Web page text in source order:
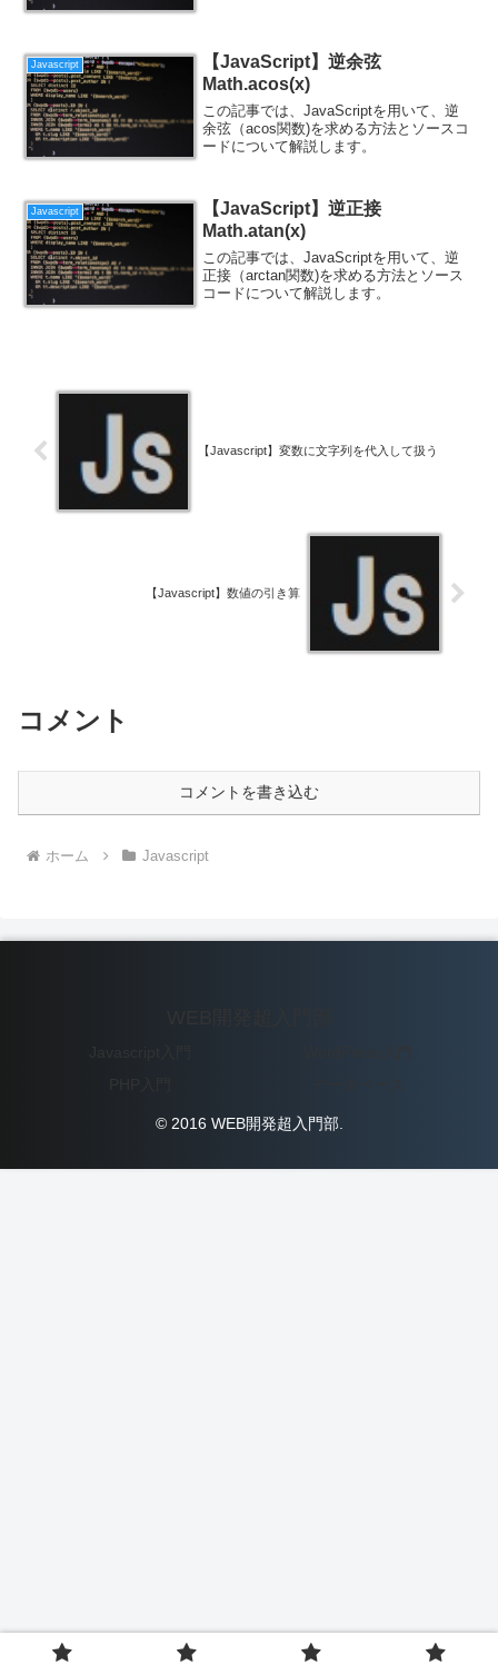
Javascript
【JavaScript】逆余弦
Math.acos(x)
この記事では、JavaScriptを用いて、逆
余弦（acos関数)を求める方法とソースコ
ードについて解説します。
Javascript
【JavaScript】逆正接
Math.atan(x)
この記事では、JavaScriptを用いて、逆
正接（arctan関数)を求める方法とソース
コードについて解説します。
【Javascript】変数に文字列を代入して扱う
【Javascript】数値の引き算
コメント
コメントを書き込む
ホーム Javascript
© 2016 WEB開発超入門部.